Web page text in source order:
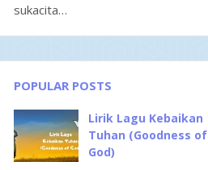
sukacita…
POPULAR POSTS
Lirik Lagu Kebaikan
Tuhan (Goodness of
God)